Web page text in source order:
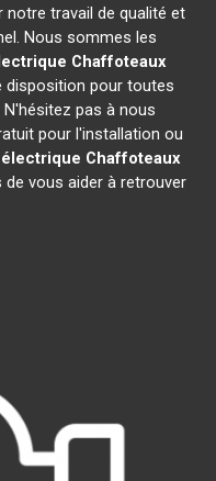
travail de qualité et
Nous sommes les
Chaffoteaux
pour toutes
pas à nous
pour l'installation ou
Chaffoteaux
vous aider à retrouver